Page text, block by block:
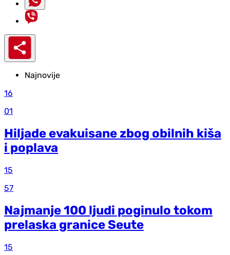
Najnovije
16
01
Hiljade evakuisane zbog obilnih kiša
i poplava
15
57
Najmanje 100 ljudi poginulo tokom
prelaska granice Seute
15